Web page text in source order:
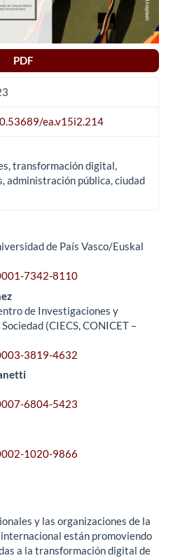
PDF
ea.v15i2.214
transformación digital,
administración pública, ciudad
de País Vasco/Euskal
7342-8110
de Investigaciones y
(CIECS, CONICET –
3819-4632
6804-5423
1020-9866
y las organizaciones de la
están promoviendo
a la transformación digital de